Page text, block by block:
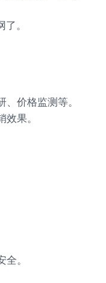
。
价格监测等。
果。
。